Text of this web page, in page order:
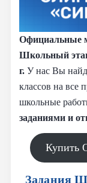
Официальные
Школьный
г. У нас Вы
классов на все
школьные
заданиями и
Купить
Задания